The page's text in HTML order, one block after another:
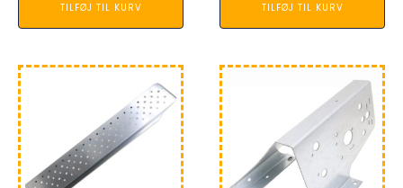
TILFØJ TIL KURV TILFØJ TIL KURV